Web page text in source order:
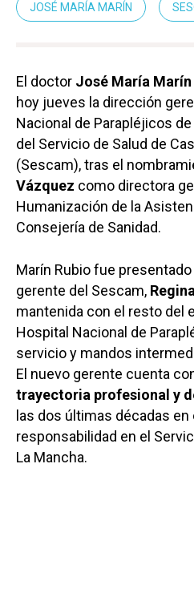
JOSÉ MARÍA MARÍN
El doctor José María Marín
hoy jueves la dirección
Nacional de Parapléjicos
del Servicio de Salud de
(Sescam), tras el
Vázquez como directora
Humanización de la
Consejería de Sanidad.
Marín Rubio fue
gerente del Sescam,
mantenida con el resto del
Hospital Nacional de
servicio y mandos
El nuevo gerente cuenta
trayectoria profesional y
las dos últimas décadas
responsabilidad en el
La Mancha.